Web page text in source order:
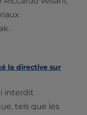
la directive sur
interdit
tels que les